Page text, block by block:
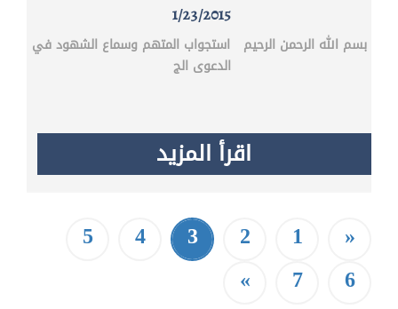
1/23/2015
بسم الله الرحمن الرحيم استجواب المتهم وسماع الشهود في
الدعوى الج
اقرأ المزيد
«
1
2
3
4
5
6
7
»